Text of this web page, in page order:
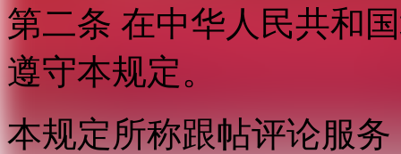
第二条 在中华人民共和
遵守本规定。
本规定所称跟帖评论服